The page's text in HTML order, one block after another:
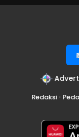
Redaksi•